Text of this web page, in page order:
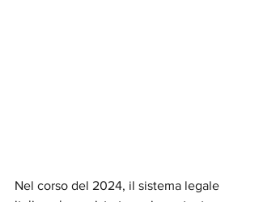
Nel corso del 2024, il sistema legale